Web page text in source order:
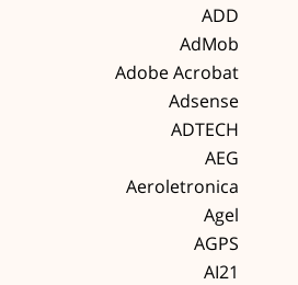
ADD
AdMob
Adobe Acrobat
Adsense
ADTECH
AEG
Aeroletronica
Agel
AGPS
AI21